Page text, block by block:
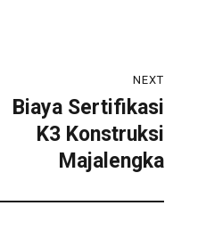
NEXT
Biaya Sertifikasi
K3 Konstruksi
Majalengka